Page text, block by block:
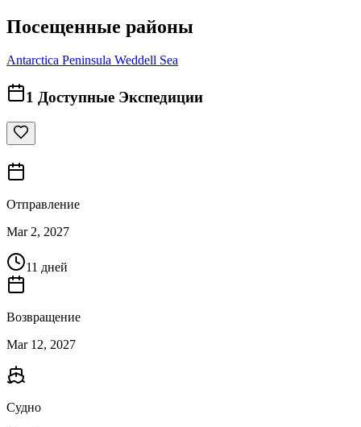
Посещенные районы
Antarctica Peninsula Weddell Sea
1 Доступные Экспедиции
Отправление
Mar 2, 2027
11 дней
Возвращение
Mar 12, 2027
Судно